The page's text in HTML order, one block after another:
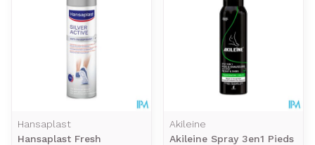
Hansaplast
Hansaplast Fresh
Akileine
Akileine Spray 3en1 Pieds